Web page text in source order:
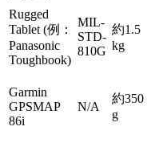
Rugged
Tablet (例：
Panasonic
Toughbook)
MIL-
STD-
810G
約1.5
kg
Garmin
GPSMAP
86i
N/A
約350
g